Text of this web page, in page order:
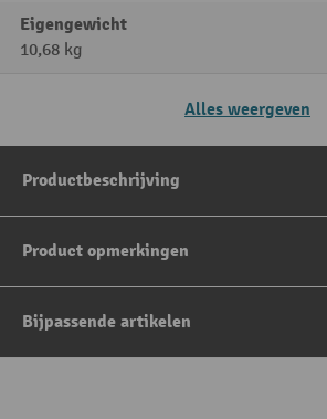
Eigengewicht
10,68 kg
Alles weergeven
Productbeschrijving
Product opmerkingen
Bijpassende artikelen